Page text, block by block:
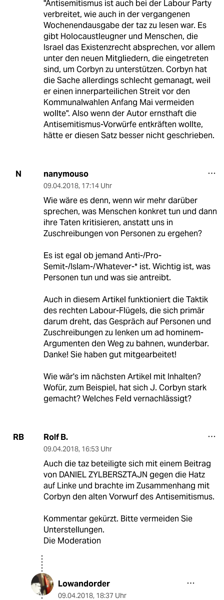
"Antisemitismus ist auch bei der Labour Party
verbreitet, wie auch in der vergangenen
Wochenendausgabe der taz zu lesen war. Es
gibt Holocaustleugner und Menschen, die
Israel das Existenzrecht absprechen, vor allem
unter den neuen Mitgliedern, die eingetreten
sind, um Corbyn zu unterstützen. Corbyn hat
die Sache allerdings schlecht gemanagt, weil
er einen innerparteilichen Streit vor den
Kommunalwahlen Anfang Mai vermeiden
wollte". Also wenn der Autor ernsthaft die
Antisemitismus-Vorwürfe entkräften wollte,
hätte er diesen Satz besser nicht geschrieben.
N nanymouso
09.04.2018, 17:14 Uhr
Wie wäre es denn, wenn wir mehr darüber
sprechen, was Menschen konkret tun und dann
ihre Taten kritisieren, anstatt uns in
Zuschreibungen von Personen zu ergehen?
Es ist egal ob jemand Anti-/Pro-
Semit-/Islam-/Whatever-* ist. Wichtig ist, was
Personen tun und was sie antreibt.
Auch in diesem Artikel funktioniert die Taktik
des rechten Labour-Flügels, die sich primär
darum dreht, das Gespräch auf Personen und
Zuschreibungen zu lenken um ad hominem-
Argumenten den Weg zu bahnen, wunderbar.
Danke! Sie haben gut mitgearbeitet!
Wie wär's im nächsten Artikel mit Inhalten?
Wofür, zum Beispiel, hat sich J. Corbyn stark
gemacht? Welches Feld vernachlässigt?
RB Rolf B.
09.04.2018, 16:53 Uhr
Auch die taz beteiligte sich mit einem Beitrag
von DANIEL ZYLBERSZTAJN gegen die Hatz
auf Linke und brachte im Zusammenhang mit
Corbyn den alten Vorwurf des Antisemitismus.
Kommentar gekürzt. Bitte vermeiden Sie
Unterstellungen.
Die Moderation
Lowandorder
09.04.2018, 18:37 Uhr